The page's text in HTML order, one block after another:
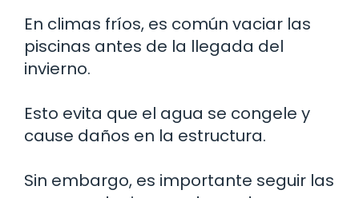
En climas fríos, es común vaciar las
piscinas antes de la llegada del
invierno.
Esto evita que el agua se congele y
cause daños en la estructura.
Sin embargo, es importante seguir las